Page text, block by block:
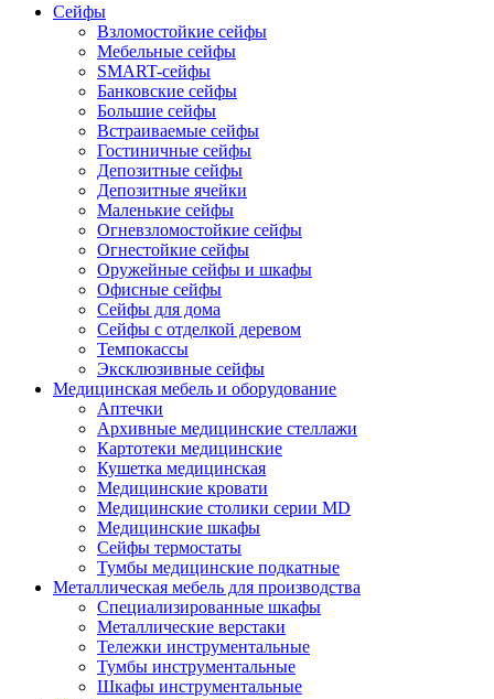
Сейфы
Взломостойкие сейфы
Мебельные сейфы
SMART-сейфы
Банковские сейфы
Большие сейфы
Встраиваемые сейфы
Гостиничные сейфы
Депозитные сейфы
Депозитные ячейки
Маленькие сейфы
Огневзломостойкие сейфы
Огнестойкие сейфы
Оружейные сейфы и шкафы
Офисные сейфы
Сейфы для дома
Сейфы с отделкой деревом
Темпокассы
Эксклюзивные сейфы
Медицинская мебель и оборудование
Аптечки
Архивные медицинские стеллажи
Картотеки медицинские
Кушетка медицинская
Медицинские кровати
Медицинские столики серии MD
Медицинские шкафы
Сейфы термостаты
Тумбы медицинские подкатные
Металлическая мебель для производства
Cпециализированные шкафы
Металлические верстаки
Тележки инструментальные
Тумбы инструментальные
Шкафы инструментальные